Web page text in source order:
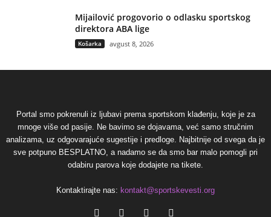
Mijailović progovorio o odlasku sportskog
direktora ABA lige
Košarka avgust 8, 2026
Portal smo pokrenuli iz ljubavi prema sportskom klađenju, koje je za
mnoge više od pasije. Ne bavimo se dojavama, već samo stručnim
analizama, uz odgovarajuće sugestije i predloge. Najbitnije od svega da je
sve potpuno BESPLATNO, a nadamo se da smo bar malo pomogli pri
odabiru parova koje dodajete na tikete.
Kontaktirajte nas: kontakt@sportskevesti.org